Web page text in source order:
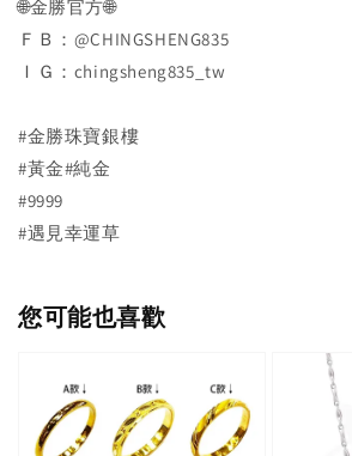
🌐金勝官方🌐
ＦＢ：@CHINGSHENG835
ＩＧ：chingsheng835_tw
#金勝珠寶銀樓
#黃金#純金
#9999
#遇見幸運草
您可能也喜歡